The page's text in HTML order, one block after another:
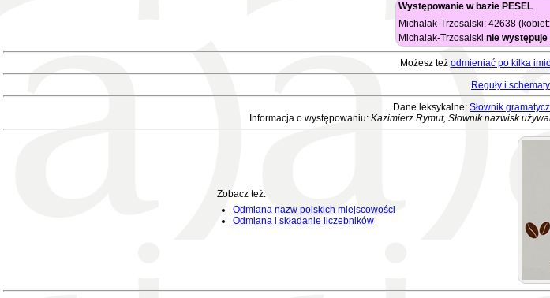
Występowanie w bazie PESEL
Michalak-Trzosalski: 42638
Michalak-Trzosalski nie występuje
Możesz też odmieniać po kilka
Reguły i
Dane leksykalne: Słownik
Informacja o występowaniu: Kazimierz Rymut, Słownik nazwisk
Zobacz też:
Odmiana nazw polskich miejscowości
Odmiana i składanie liczebników